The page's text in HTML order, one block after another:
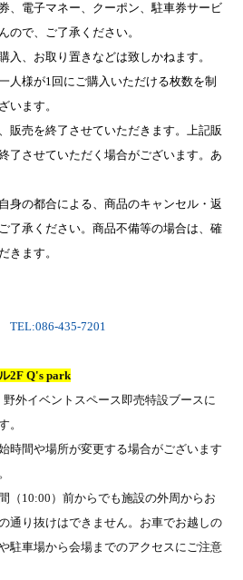
、電子マネー、クーポン、駐車券サービ
ので、ご了承ください。
入、お取り置きなどは致しかねます。
人様が1 回にご購入いただける枚数を制
います。
販売を終了させていただきます。上記販
了させていただく場合がございます。あ
身の都合による、商品のキャンセル・返
了承ください。商品不備等の場合は、確
きます。
TEL:086-435-7201
2F Q's park
野外イベントスペース即売特設ブースに
。
時間や場所が変更する場合がございます
（ 10:00 ）前からでも施設の外周からお
通り抜けはできません。お車でお越しの
駐車場から会場までのアクセスにご注意